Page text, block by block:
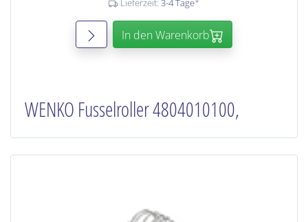
Lieferzeit: 3-4 Tage*
In den Warenkorb
WENKO Fusselroller 4804010100,